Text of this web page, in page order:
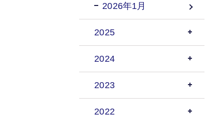
2026年1月
2025
2024
2023
2022